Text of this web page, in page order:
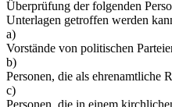
Überprüfung der folgenden
Unterlagen getroffen werden
a)
Vorstände von politischen
b)
Personen, die als ehrenamtliche
c)
Personen, die in einem